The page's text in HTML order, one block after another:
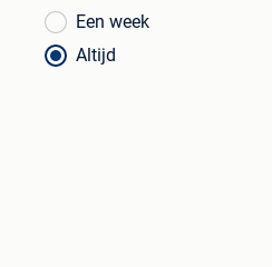
Een week
Altijd